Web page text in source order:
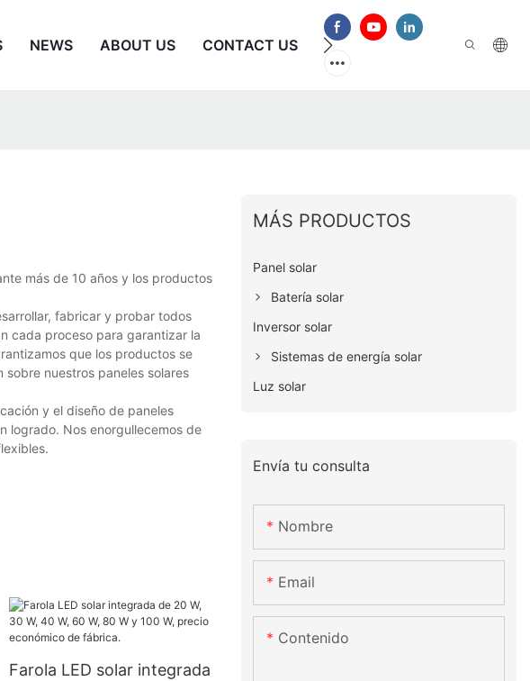
NEWS ABOUT US CONTACT US PREGUNTAS FRECUENTES
más de 10 años y los productos
fabricar y probar todos
cada proceso para garantizar la
que los productos se
nuestros paneles solares
y el diseño de paneles
logrado. Nos enorgullecemos de
Farola LED solar integrada
MÁS PRODUCTOS
Panel solar
Batería solar
Inversor solar
Sistemas de energía solar
Luz solar
Envía tu consulta
Nombre
Email
Contenido